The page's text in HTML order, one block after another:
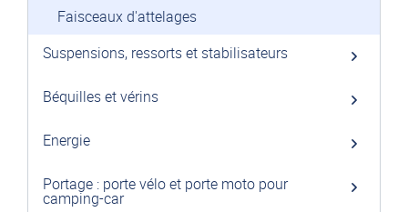
Faisceaux d'attelages
Suspensions, ressorts et stabilisateurs
Béquilles et vérins
Energie
Portage : porte vélo et porte moto pour
camping-car